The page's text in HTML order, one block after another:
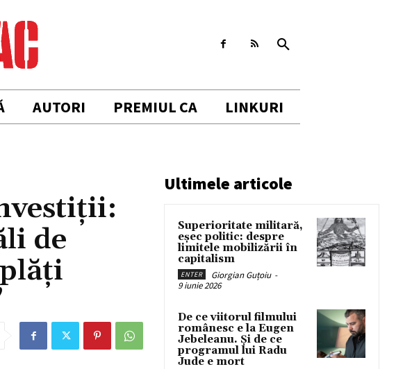
AUTORI PREMIUL CA LINKURI
de
Ultimele articole
Superioritate militară,
eșec politic: despre
limitele mobilizării în
capitalism
ENTER Giorgian Guțoiu -
9 iunie 2026
De ce viitorul filmului
românesc e la Eugen
Jebeleanu. Și de ce
programul lui Radu
Jude e mort